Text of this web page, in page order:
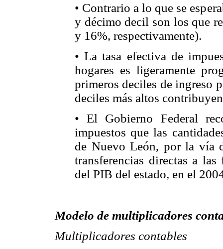
• Contrario a lo que se
y décimo decil son los que
y 16%, respectivamente).
• La tasa efectiva de
hogares es ligeramente
primeros deciles de ingreso
deciles más altos
• El Gobierno Federal
impuestos que las
de Nuevo León, por la vía
transferencias directas a
del PIB del estado, en el
Modelo de multiplicadores
Multiplicadores contables